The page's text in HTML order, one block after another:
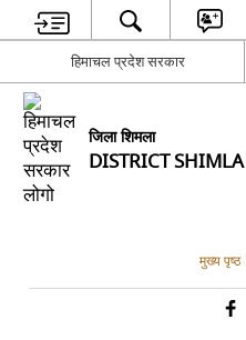
हिमाचल प्रदेश सरकार
जिला शिमला
DISTRICT SHIMLA
मुख्य पृष्ठ